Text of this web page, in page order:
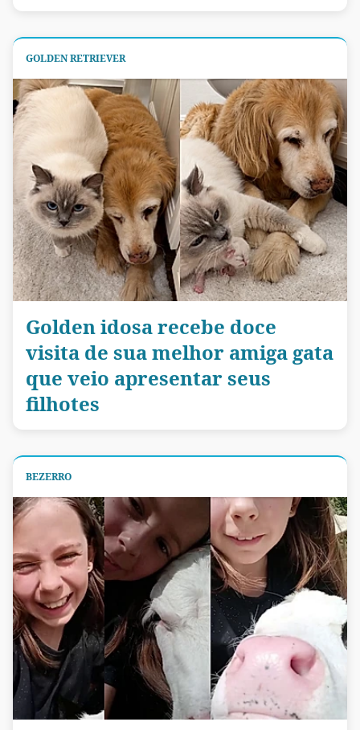
GOLDEN RETRIEVER
Golden idosa recebe doce
visita de sua melhor amiga gata
que veio apresentar seus
filhotes
BEZERRO